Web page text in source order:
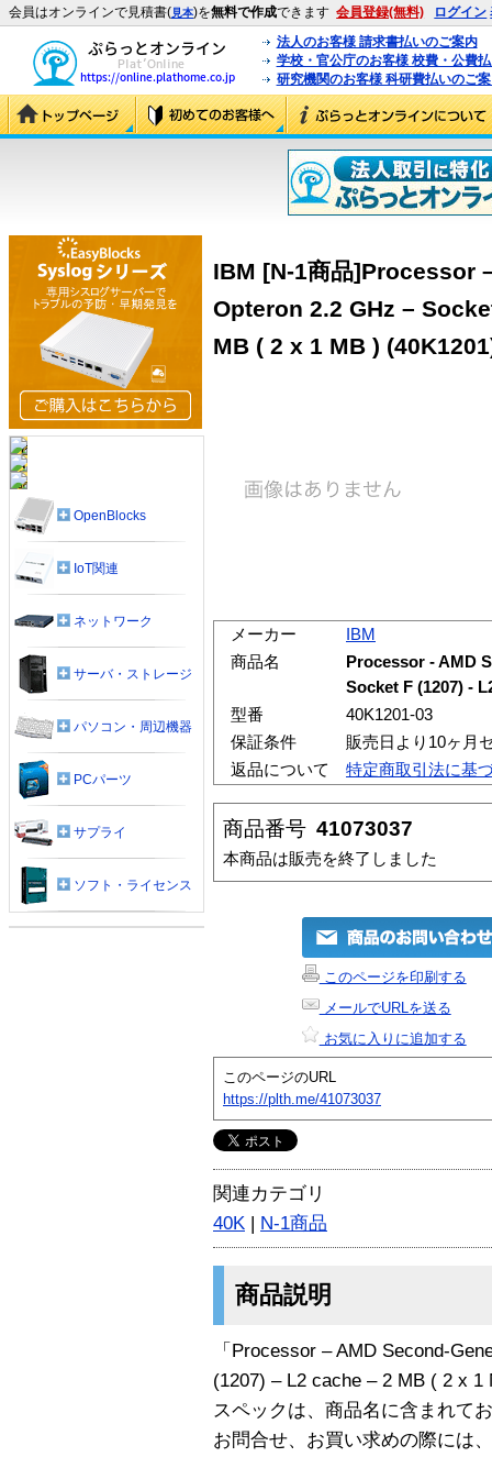
会員はオンラインで見積書(見本)を無料で作成できます 会員登録(無料) ログイン
法人のお客様 請求書払いのご案内
学校・官公庁のお客様 校費・公費
研究機関のお客様 科研費払いのご
IBM [N-1商品]Processor
Opteron 2.2 GHz –
MB ( 2 x 1 MB )
メーカー
IBM
商品名
Processor - AMD
Socket F (1207) -
型番
40K1201-03
保証条件
販売日より10ヶ月
返品について
特定商取引法に基
商品番号 41073037
本商品は販売を終了しました
このページを印刷する
メールでURLを送る
お気に入りに追加する
このページのURL
https://plth.me/41073037
関連カテゴリ
40K | N-1商品
商品説明
「Processor – AMD Second-
(1207) – L2 cache – 2 MB ( 2 x
スペックは、商品名に含まれて
お問合せ、お買い求めの際には
OpenBlocks
IoT関連
ネットワーク
サーバ・ストレージ
パソコン・周辺機器
PCパーツ
サプライ
ソフト・ライセンス